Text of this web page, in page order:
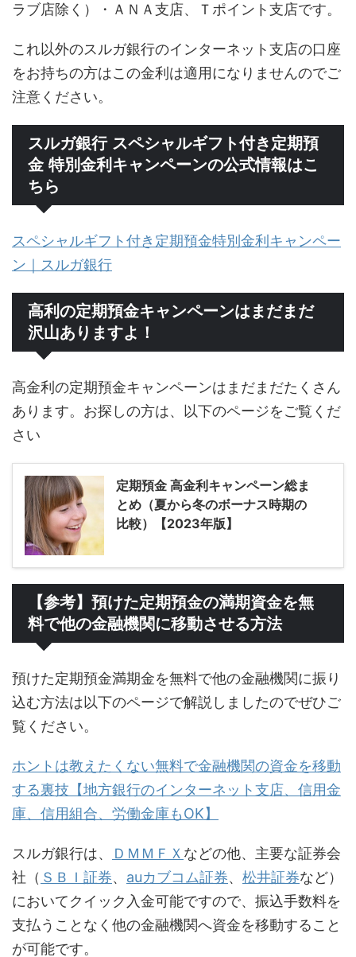
ラブ店除く）・ＡＮＡ支店、Ｔポイント支店です。
これ以外のスルガ銀行のインターネット支店の口座
をお持ちの方はこの金利は適用になりませんのでご
注意ください。
スルガ銀行 スペシャルギフト付き定期預
金 特別金利キャンペーンの公式情報はこ
ちら
スペシャルギフト付き定期預金特別金利キャンペー
ン｜スルガ銀行
高利の定期預金キャンペーンはまだまだ
沢山ありますよ！
高金利の定期預金キャンペーンはまだまだたくさん
あります。お探しの方は、以下のページをご覧くだ
さい
定期預金 高金利キャンペーン総ま
とめ（夏から冬のボーナス時期の
比較）【2023年版】
【参考】預けた定期預金の満期資金を無
料で他の金融機関に移動させる方法
預けた定期預金満期金を無料で他の金融機関に振り
込む方法は以下のページで解説しましたのでぜひご
覧ください。
ホントは教えたくない無料で金融機関の資金を移動
する裏技【地方銀行のインターネット支店、信用金
庫、信用組合、労働金庫もOK】
スルガ銀行は、 ＤＭＭＦＸ などの他、主要な証券会
社（ ＳＢＩ証券、 auカブコム証券、 松井証券など）
においてクイック入金可能ですので、振込手数料を
支払うことなく他の金融機関へ資金を移動すること
が可能です。